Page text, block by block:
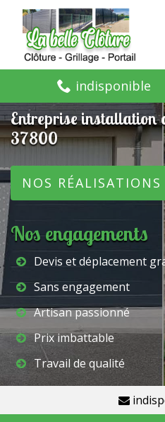
indisponible
Entreprise installation
37800
NOS RÉALISATIONS
Nos engagements
Devis et déplacement
Sans engagement
Artisan passionné
Prix imbattable
Travail de qualité